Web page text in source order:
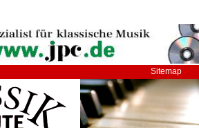
Sitemap